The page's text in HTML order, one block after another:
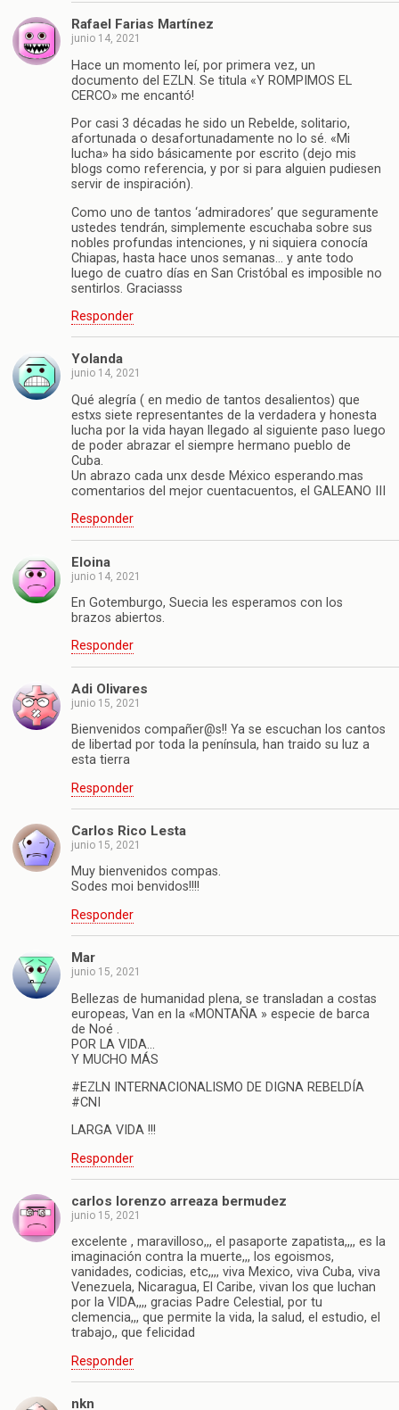
Rafael Farias Martínez
junio 14, 2021
Hace un momento leí, por primera vez, un
documento del EZLN. Se titula «Y ROMPIMOS EL
CERCO» me encantó!
Por casi 3 décadas he sido un Rebelde, solitario,
afortunada o desafortunadamente no lo sé. «Mi
lucha» ha sido básicamente por escrito (dejo mis
blogs como referencia, y por si para alguien pudiesen
servir de inspiración).
Como uno de tantos ‘admiradores’ que seguramente
ustedes tendrán, simplemente escuchaba sobre sus
nobles profundas intenciones, y ni siquiera conocía
Chiapas, hasta hace unos semanas… y ante todo
luego de cuatro días en San Cristóbal es imposible no
sentirlos. Graciasss
Responder
Yolanda
junio 14, 2021
Qué alegría ( en medio de tantos desalientos) que
estxs siete representantes de la verdadera y honesta
lucha por la vida hayan llegado al siguiente paso luego
de poder abrazar el siempre hermano pueblo de
Cuba.
Un abrazo cada unx desde México esperando.mas
comentarios del mejor cuentacuentos, el GALEANO III
Responder
Eloina
junio 14, 2021
En Gotemburgo, Suecia les esperamos con los
brazos abiertos.
Responder
Adi Olivares
junio 15, 2021
Bienvenidos compañer@s!! Ya se escuchan los cantos
de libertad por toda la península, han traido su luz a
esta tierra
Responder
Carlos Rico Lesta
junio 15, 2021
Muy bienvenidos compas.
Sodes moi benvidos!!!!
Responder
Mar
junio 15, 2021
Bellezas de humanidad plena, se transladan a costas
europeas, Van en la «MONTAÑA » especie de barca
de Noé .
POR LA VIDA…
Y MUCHO MÁS
#EZLN INTERNACIONALISMO DE DIGNA REBELDÍA
#CNI
LARGA VIDA !!!
Responder
carlos lorenzo arreaza bermudez
junio 15, 2021
excelente , maravilloso,,, el pasaporte zapatista,,,, es la
imaginación contra la muerte,,, los egoismos,
vanidades, codicias, etc,,,, viva Mexico, viva Cuba, viva
Venezuela, Nicaragua, El Caribe, vivan los que luchan
por la VIDA,,,, gracias Padre Celestial, por tu
clemencia,,, que permite la vida, la salud, el estudio, el
trabajo,, que felicidad
Responder
nkn